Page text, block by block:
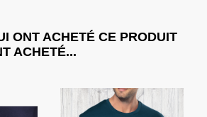
ONT ACHETÉ CE PRODUIT
ACHETÉ...